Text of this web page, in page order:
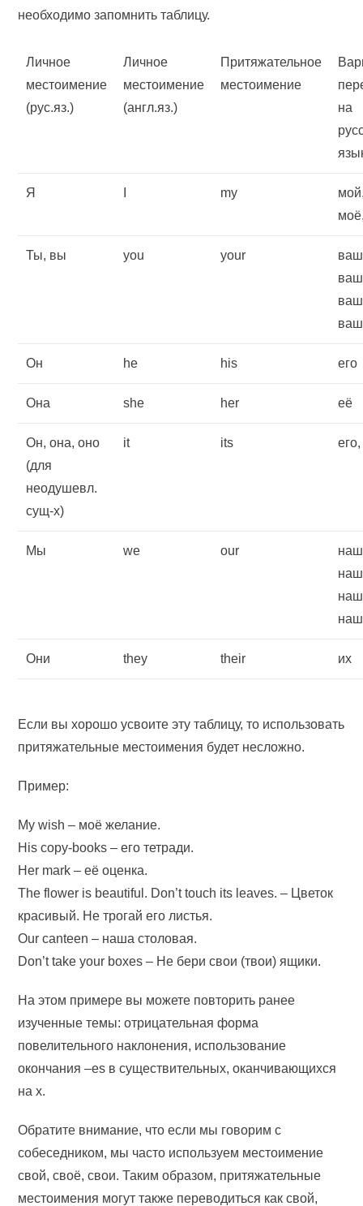
необходимо запомнить таблицу.
Личное
местоимение
(рус.яз.)
Личное
местоимение
(англ.яз.)
Притяжательное
местоимение
на
Я my
Ты, вы you your
Он he his его
Она she her её
Он, она, оно
(для
неодушевл.
сущ-х)
it its
Мы we our
Они they their их
Если вы хорошо усвоите эту таблицу, то использовать
притяжательные местоимения будет несложно.
Пример:
My wish – моё желание.
His copy-books – его тетради.
Her mark – её оценка.
The flower is beautiful. Don’t touch its leaves. – Цветок
красивый. Не трогай его листья.
Our canteen – наша столовая.
Don’t take your boxes – Не бери свои (твои) ящики.
На этом примере вы можете повторить ранее
изученные темы: отрицательная форма
повелительного наклонения, использование
окончания –es в существительных, оканчивающихся
на x.
Обратите внимание, что если мы говорим с
собеседником, мы часто используем местоимение
свой, своё, свои. Таким образом, притяжательные
местоимения могут также переводиться как свой,